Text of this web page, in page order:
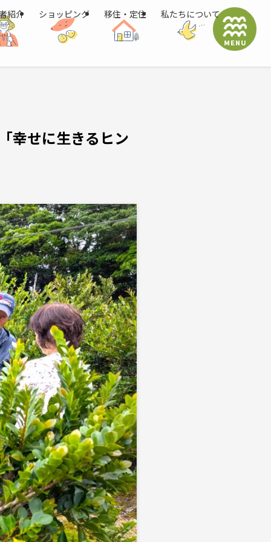
紹介 ショッピング 移住・定住 私たちについて
幸せに生きるヒン